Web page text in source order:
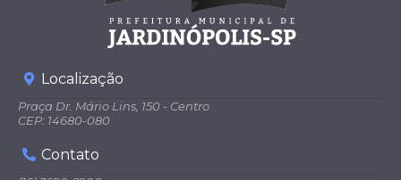
Localização
Praça Dr. Mário Lins, 150 - Centro
CEP: 14680-080
Contato